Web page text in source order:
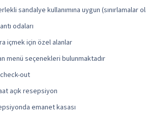
sandalye kullanımına uygun (sınırlamalar
odaları
içmek için özel alanlar
menü seçenekleri bulunmaktadır
check-out
açık resepsiyon
emanet kasası